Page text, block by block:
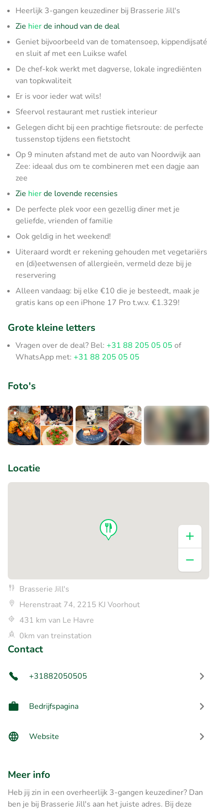
Heerlijk 3-gangen keuzediner bij Brasserie Jill's
Zie hierde inhoud van de deal
Geniet bijvoorbeeld van de tomatensoep, kippendijsaté
en sluit af met een Luikse wafel
De chef-kok werkt met dagverse, lokale ingrediënten
van topkwaliteit
Er is voor ieder wat wils!
Sfeervol restaurant met rustiek interieur
Gelegen dicht bij een prachtige fietsroute: de perfecte
tussenstop tijdens een fietstocht
Op 9 minuten afstand met de auto van Noordwijk aan
Zee: ideaal dus om te combineren met een dagje aan
zee
Zie hierde lovende recensies
De perfecte plek voor een gezellig diner met je
geliefde, vrienden of familie
Ook geldig in het weekend!
Uiteraard wordt er rekening gehouden met vegetariërs
en (di)eetwensen of allergieën, vermeld deze bij je
reservering
Alleen vandaag: bij elke €10 die je besteedt, maak je
gratis kans op een iPhone 17 Pro t.w.v. €1.329!
Grote kleine letters
Vragen over de deal? Bel: +31 88 205 05 05 of
WhatsApp met: +31 88 205 05 05
Foto's
Locatie
Brasserie Jill's
Herenstraat 74, 2215 KJ Voorhout
431 km van Le Havre
0km van treinstation
Contact
+31882050505
Bedrijfspagina
Website
Meer info
Heb jij zin in een overheerlijk 3-gangen keuzediner? Dan
ben je bij Brasserie Jill's aan het juiste adres. Bij deze